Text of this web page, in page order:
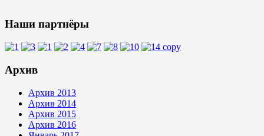
Наши партнёры
Архив
Архив 2013
Архив 2014
Архив 2015
Архив 2016